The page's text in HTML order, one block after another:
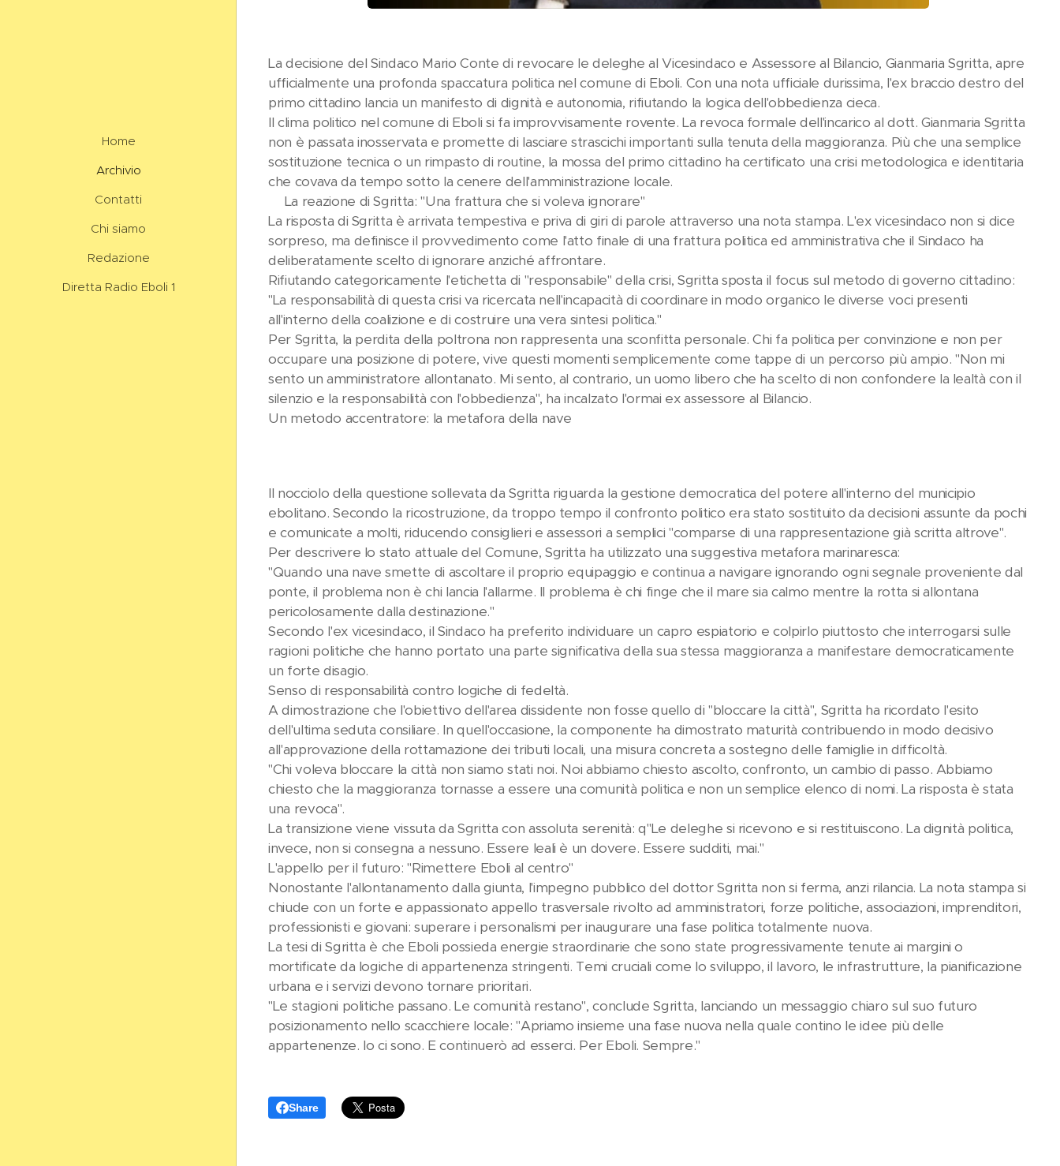
Home
Archivio
Contatti
Chi siamo
Redazione
Diretta Radio Eboli 1
La decisione del Sindaco Mario Conte di revocare le deleghe al Vicesindaco e Assessore al Bilancio, Gianmaria Sgritta, apre
ufficialmente una profonda spaccatura politica nel comune di Eboli. Con una nota ufficiale durissima, l'ex braccio destro del
primo cittadino lancia un manifesto di dignità e autonomia, rifiutando la logica dell'obbedienza cieca.
Il clima politico nel comune di Eboli si fa improvvisamente rovente. La revoca formale dell'incarico al dott. Gianmaria Sgritta
non è passata inosservata e promette di lasciare strascichi importanti sulla tenuta della maggioranza. Più che una semplice
sostituzione tecnica o un rimpasto di routine, la mossa del primo cittadino ha certificato una crisi metodologica e identitaria
che covava da tempo sotto la cenere dell'amministrazione locale.
😡La reazione di Sgritta: "Una frattura che si voleva ignorare"
La risposta di Sgritta è arrivata tempestiva e priva di giri di parole attraverso una nota stampa. L'ex vicesindaco non si dice
sorpreso, ma definisce il provvedimento come l'atto finale di una frattura politica ed amministrativa che il Sindaco ha
deliberatamente scelto di ignorare anziché affrontare.
Rifiutando categoricamente l'etichetta di "responsabile" della crisi, Sgritta sposta il focus sul metodo di governo cittadino:
"La responsabilità di questa crisi va ricercata nell'incapacità di coordinare in modo organico le diverse voci presenti
all'interno della coalizione e di costruire una vera sintesi politica."
Per Sgritta, la perdita della poltrona non rappresenta una sconfitta personale. Chi fa politica per convinzione e non per
occupare una posizione di potere, vive questi momenti semplicemente come tappe di un percorso più ampio. "Non mi
sento un amministratore allontanato. Mi sento, al contrario, un uomo libero che ha scelto di non confondere la lealtà con il
silenzio e la responsabilità con l'obbedienza", ha incalzato l'ormai ex assessore al Bilancio.
Un metodo accentratore: la metafora della nave
Il nocciolo della questione sollevata da Sgritta riguarda la gestione democratica del potere all'interno del municipio
ebolitano. Secondo la ricostruzione, da troppo tempo il confronto politico era stato sostituito da decisioni assunte da pochi
e comunicate a molti, riducendo consiglieri e assessori a semplici "comparse di una rappresentazione già scritta altrove".
Per descrivere lo stato attuale del Comune, Sgritta ha utilizzato una suggestiva metafora marinaresca:
"Quando una nave smette di ascoltare il proprio equipaggio e continua a navigare ignorando ogni segnale proveniente dal
ponte, il problema non è chi lancia l'allarme. Il problema è chi finge che il mare sia calmo mentre la rotta si allontana
pericolosamente dalla destinazione."
Secondo l'ex vicesindaco, il Sindaco ha preferito individuare un capro espiatorio e colpirlo piuttosto che interrogarsi sulle
ragioni politiche che hanno portato una parte significativa della sua stessa maggioranza a manifestare democraticamente
un forte disagio.
Senso di responsabilità contro logiche di fedeltà.
A dimostrazione che l'obiettivo dell'area dissidente non fosse quello di "bloccare la città", Sgritta ha ricordato l'esito
dell'ultima seduta consiliare. In quell'occasione, la componente ha dimostrato maturità contribuendo in modo decisivo
all'approvazione della rottamazione dei tributi locali, una misura concreta a sostegno delle famiglie in difficoltà.
"Chi voleva bloccare la città non siamo stati noi. Noi abbiamo chiesto ascolto, confronto, un cambio di passo. Abbiamo
chiesto che la maggioranza tornasse a essere una comunità politica e non un semplice elenco di nomi. La risposta è stata
una revoca".
La transizione viene vissuta da Sgritta con assoluta serenità: q"Le deleghe si ricevono e si restituiscono. La dignità politica,
invece, non si consegna a nessuno. Essere leali è un dovere. Essere sudditi, mai."
L'appello per il futuro: "Rimettere Eboli al centro"
Nonostante l'allontanamento dalla giunta, l'impegno pubblico del dottor Sgritta non si ferma, anzi rilancia. La nota stampa si
chiude con un forte e appassionato appello trasversale rivolto ad amministratori, forze politiche, associazioni, imprenditori,
professionisti e giovani: superare i personalismi per inaugurare una fase politica totalmente nuova.
La tesi di Sgritta è che Eboli possieda energie straordinarie che sono state progressivamente tenute ai margini o
mortificate da logiche di appartenenza stringenti. Temi cruciali come lo sviluppo, il lavoro, le infrastrutture, la pianificazione
urbana e i servizi devono tornare prioritari.
"Le stagioni politiche passano. Le comunità restano", conclude Sgritta, lanciando un messaggio chiaro sul suo futuro
posizionamento nello scacchiere locale: "Apriamo insieme una fase nuova nella quale contino le idee più delle
appartenenze. Io ci sono. E continuerò ad esserci. Per Eboli. Sempre."
Share